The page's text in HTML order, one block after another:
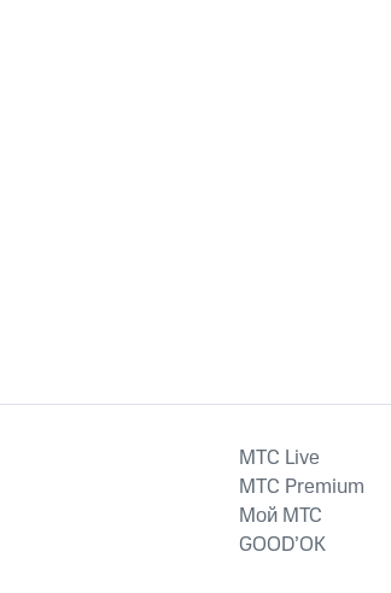
MTС Live
MTС Premium
Мой МТС
GOOD’OK